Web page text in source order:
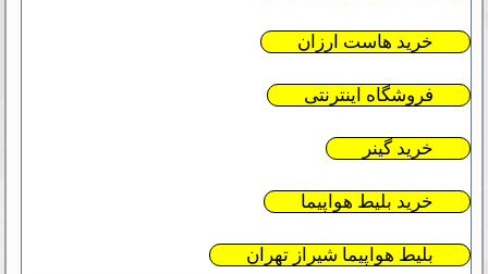
خرید هاست ارزان
فروشگاه اینترنتی
خرید گینر
خرید بلیط هواپیما
بلیط هواپیما شیراز تهران